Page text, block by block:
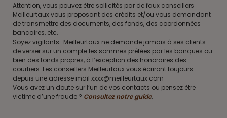
Attention, vous pouvez être sollicités par de faux conseillers
Meilleurtaux vous proposant des crédits et/ou vous demandant
de transmettre des documents, des fonds, des coordonnées
bancaires, etc.
Soyez vigilants · Meilleurtaux ne demande jamais à ses clients
de verser sur un compte les sommes prêtées par les banques ou
bien des fonds propres, à l’exception des honoraires des
courtiers. Les conseillers Meilleurtaux vous écriront toujours
depuis une adresse mail xxxx@meilleurtaux.com
Vous avez un doute sur l’un de vos contacts ou pensez être
victime d’une fraude ? Consultez notre guide.